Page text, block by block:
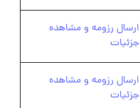
ارسال رزومه و مشاهده
جزئیات
ارسال رزومه و مشاهده
جزئیات